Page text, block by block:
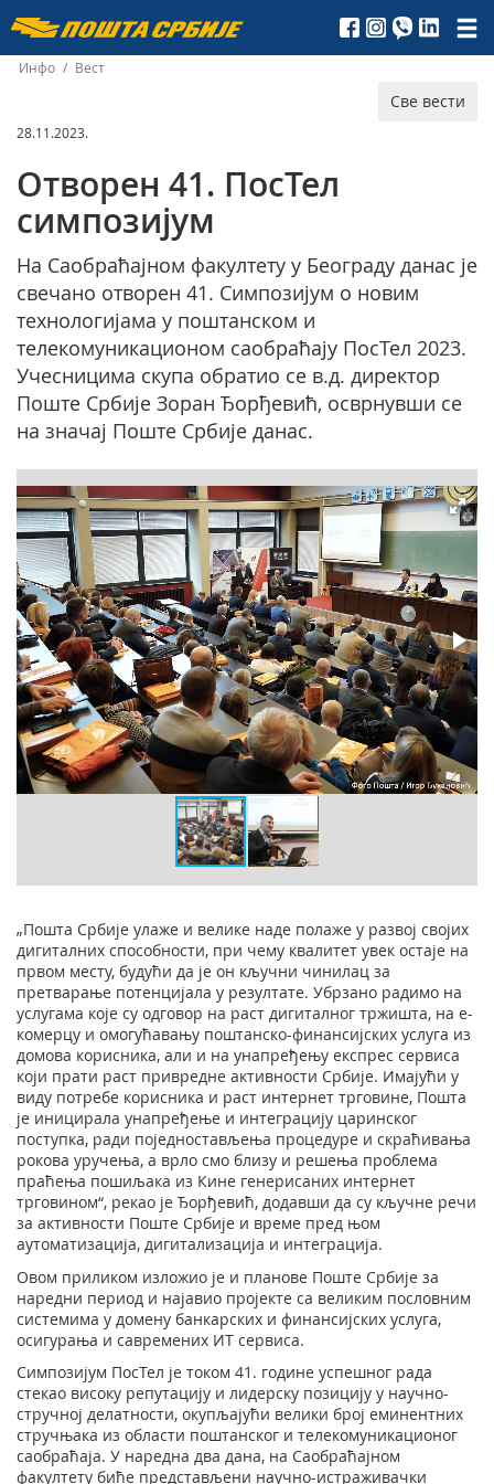
Пошта
Србије
д.о.о.
Инфо / Вест
Све вести
28.11.2023.
Отворен 41. ПосТел
симпозијум
На Саобраћајном факултету у Београду данас је
свечано отворен 41. Симпозијум о новим
технологијама у поштанском и
телекомуникационом саобраћају ПосТел 2023.
Учесницима скупа обратио се в.д. директор
Поште Србије Зоран Ђорђевић, осврнувши се
на значај Поште Србије данас.
„Пошта Србије улаже и велике наде полаже у развој својих
дигиталних способности, при чему квалитет увек остаје на
првом месту, будући да је он кључни чинилац за
претварање потенцијала у резултате. Убрзано радимо на
услугама које су одговор на раст дигиталног тржишта, на е-
комерцу и омогућавању поштанско-финансијских услуга из
домова корисника, али и на унапређењу експрес сервиса
који прати раст привредне активности Србије. Имајући у
виду потребе корисника и раст интернет трговине, Пошта
је иницирала унапређење и интеграцију царинског
поступка, ради поједностављења процедуре и скраћивања
рокова уручења, а врло смо близу и решења проблема
праћења пошиљака из Кине генерисаних интернет
трговином“, рекао је Ђорђевић, додавши да су кључне речи
за активности Поште Србије и време пред њом
аутоматизација, дигитализација и интеграција.
Овом приликом изложио је и планове Поште Србије за
наредни период и најавио пројекте са великим пословним
системима у домену банкарских и финансијских услуга,
осигурања и савремених ИТ сервиса.
Симпозијум ПосТел је током 41. године успешног рада
стекао високу репутацију и лидерску позицију у научно-
стручној делатности, окупљајући велики број еминентних
стручњака из области поштанског и телекомуникационог
саобраћаја. У наредна два дана, на Саобраћајном
факултету биће представљени научно-истраживачки